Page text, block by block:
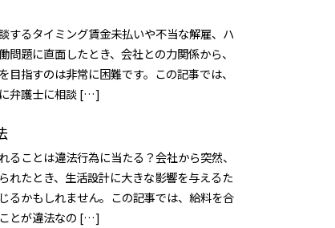
するタイミング賃金未払いや不当な解雇、ハ
問題に直面したとき、会社との力関係から、
目指すのは非常に困難です。この記事では、
弁護士に相談 […]
ることは違法行為に当たる？会社から突然、
れたとき、生活設計に大きな影響を与えるた
るかもしれません。この記事では、給料を合
とが違法なの […]